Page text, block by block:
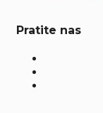
Pratite nas